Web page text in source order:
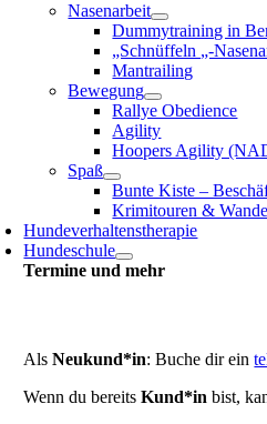
Nasenarbeit
Dummytraining in
„Schnüffeln „-
Mantrailing
Bewegung
Rallye Obedience
Agility
Hoopers Agility
Spaß
Bunte Kiste –
Krimitouren &
Hundeverhaltenstherapie
Hundeschule
Termine und mehr
AlsNeukund*in: Buche dir ein
Wenn du bereitsKund*in bist,